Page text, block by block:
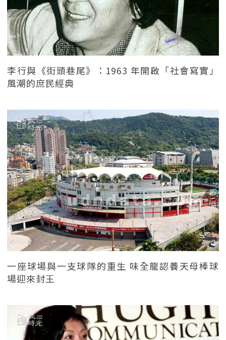
李行與《街頭巷尾》：1963 年開啟「社會寫實」
風潮的庶民經典
一座球場與一支球隊的重生 味全龍認養天母棒球
場迎來封王